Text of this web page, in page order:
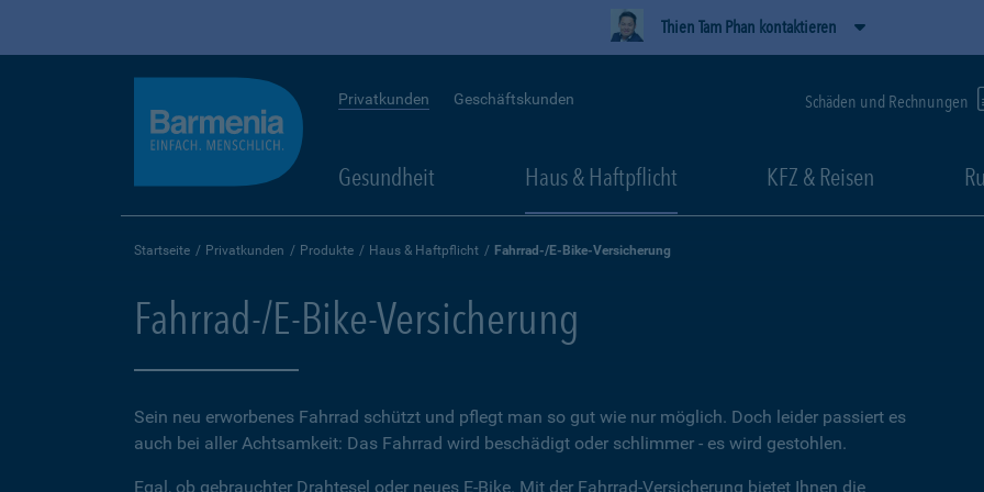
Thien Tam Phan kontaktieren
Privatkunden Geschäftskunden Schäden und Rechnungen
Gesundheit Haus & Haftpflicht KFZ & Reisen
Startseite Privatkunden Produkte Haus & Haftpflicht Fahrrad-/E-Bike-Versicherung
Fahrrad-/E-Bike-Versicherung
Sein neu erworbenes Fahrrad schützt und pflegt man so gut wie nur möglich. Doch leider passiert es
auch bei aller Achtsamkeit: Das Fahrrad wird beschädigt oder schlimmer - es wird gestohlen.
Egal, ob gebrauchter Drahtesel oder neues E-Bike. Mit der Fahrrad-Versicherung bietet Ihnen die